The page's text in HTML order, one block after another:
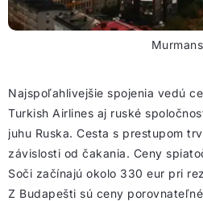
Najspoľahlivejšie spojenia vedú
Turkish Airlines aj ruské
juhu Ruska. Cesta s prestupom
závislosti od čakania. Ceny
Soči začínajú okolo 330 eur pri
Z Budapešti sú ceny